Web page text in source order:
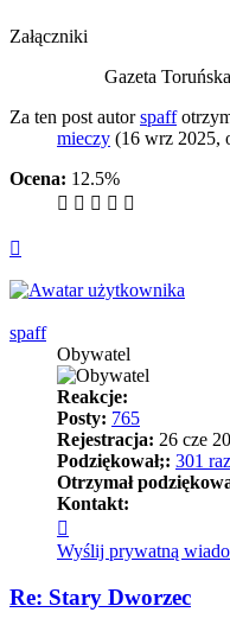
Załączniki
Gazeta
Za ten post autorspaff
mieczy (16 wrz 2025,
Ocena: 12.5%
spaff
Obywatel
Reakcje:
Posty: 765
Rejestracja: 26 cze
Podziękował;: 301
Otrzymał
Kontakt:
się
z
Wyślij prywatną
Re: Stary Dworzec